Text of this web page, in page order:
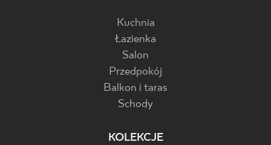
Kuchnia
Łazienka
Salon
Przedpokój
Balkon i taras
Schody
KOLEKCJE